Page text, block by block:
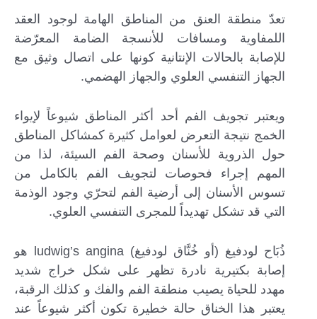
تعدّ منطقة العنق من المناطق الهامة لوجود العقد
اللمفاوية ومسافات للأنسجة الضامة المعرّضة
للإصابة بالحالات الإنتانية كونها على اتصال وثيق مع
الجهاز التنفسي العلوي والجهاز الهضمي.
ويعتبر تجويف الفم أحد أكثر المناطق شيوعاً لإيواء
الخمج نتيجة التعرض لعوامل كثيرة كمشاكل المناطق
حول الذروية للأسنان وصحة الفم السيئة، لذا من
المهم إجراء فحوصات لتجويف الفم بالكامل من
تسوس الأسنان إلى أرضية الفم لتحرّي وجود الوذمة
التي قد تشكل تهديداً للمجرى التنفسي العلوي.
ذُبَاح لودفيغ (أو خُنَّاق لودفيغ) ludwig’s angina هو
إصابة بكتيرية نادرة تظهر على شكل خراج شديد
مهدد للحياة يصيب منطقة الفم والفك و كذلك الرقبة،
يعتبر هذا الخناق حالة خطيرة تكون أكثر شيوعاً عند